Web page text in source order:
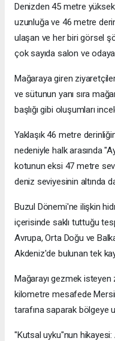
Denizden 45 metre
uzunluğa ve 46 metre
ulaşan ve her biri görsel
çok sayıda salon ve odaya
Mağaraya giren
ve sütunun yanı sıra
başlığı gibi oluşumları
Yaklaşık 46 metre
nedeniyle halk arasında
kotunun eksi 47 metre
deniz seviyesinin altında
Buzul Dönemi'ne ilişkin
içerisinde saklı tuttuğu
Avrupa, Orta Doğu ve
Akdeniz'de bulunan tek
Mağarayı gezmek isteyen
kilometre mesafede
tarafına saparak bölgeye
"Kutsal uyku"nun hikayesi: